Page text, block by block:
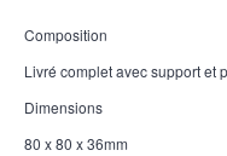
Composition
Livré complet avec support et
Dimensions
80 x 80 x 36mm